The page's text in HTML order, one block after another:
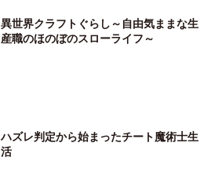
異世界クラフトぐらし～自由気ままな生
産職のほのぼのスローライフ～
ハズレ判定から始まったチート魔術士生
活